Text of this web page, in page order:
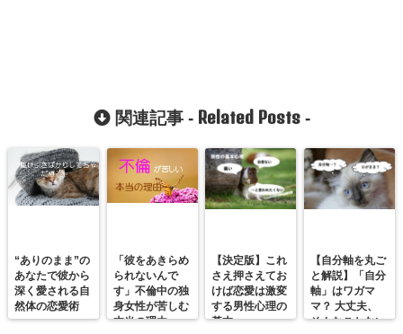
関連記事 - Related Posts-
“ありのまま”の
あなたで彼から
深く愛される自
然体の恋愛術
「彼をあきらめ
られないんで
す」不倫中の独
身女性が苦しむ
本当の理由
【決定版】これ
さえ押さえてお
けば恋愛は激変
する男性心理の
基本
【自分軸を丸ご
と解説】「自分
軸」はワガマ
マ？ 大丈夫、
そんなことない